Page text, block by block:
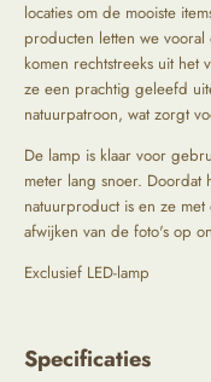
locaties om de mooiste
producten letten we
komen rechtstreeks uit
ze een prachtig geleefd
natuurpatroon, wat zorgt
De lamp is klaar voor
meter lang snoer. Doordat
natuurproduct is en ze
afwijken van de foto's op
Exclusief LED-lamp
Specificaties